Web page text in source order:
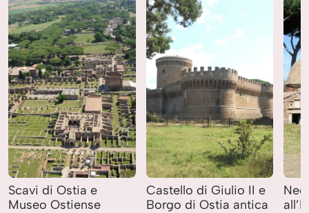
Scavi di Ostia e
Museo Ostiense
Castello di Giulio II e
Borgo di Ostia antica